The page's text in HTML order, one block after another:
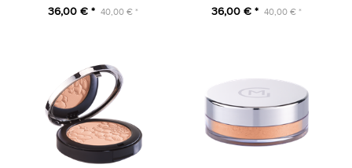
36,00 € * 40,00 € * 36,00 € * 40,00 € *